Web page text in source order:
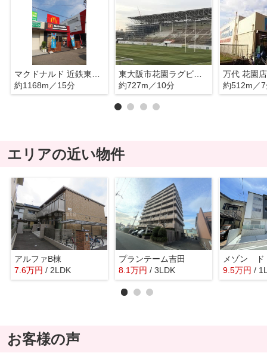
約1168m／15分
東大阪市花園ラグビー場
約727m／10分
万代 花園店
約512m／
エリアの近い物件
アルファB棟
7.6万円 / 2LDK
プランテーム吉田
8.1万円 / 3LDK
メゾン
9.5万円 /
お客様の声